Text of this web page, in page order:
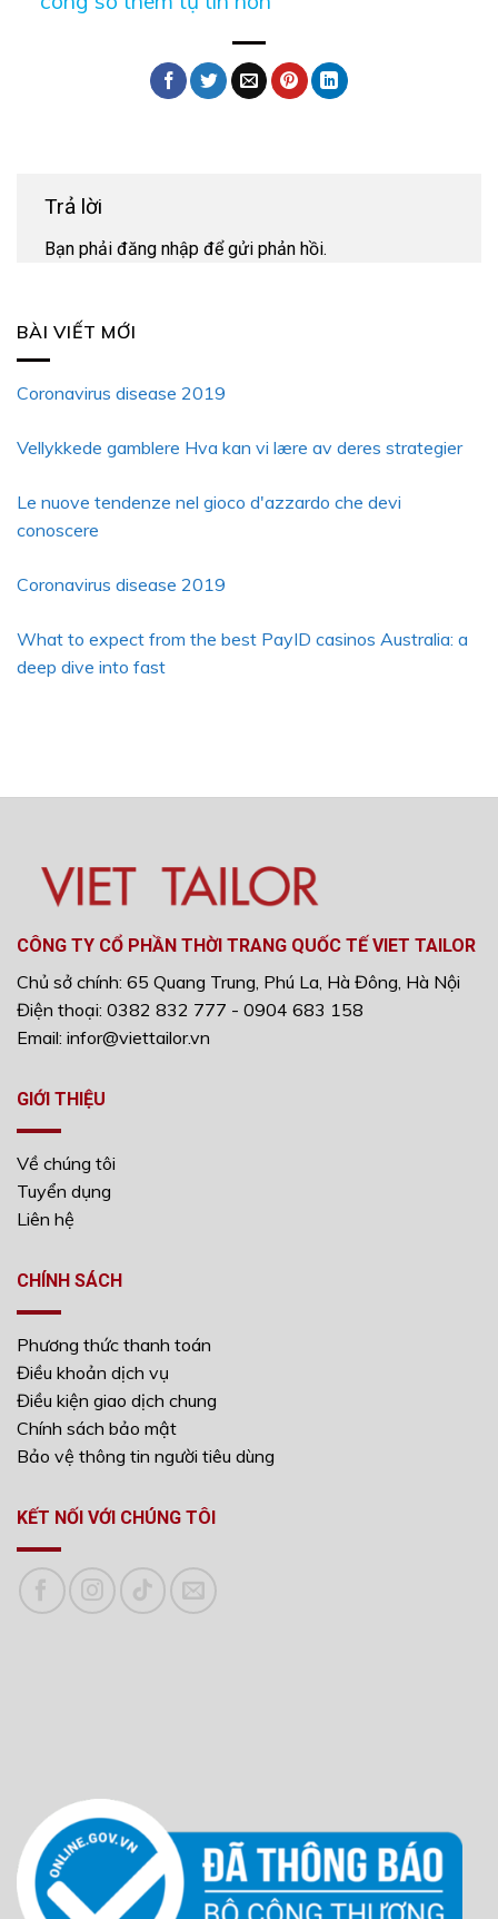
BÀI VIẾT MỚI
Coronavirus disease 2019
Vellykkede gamblere Hva kan vi lære av deres strategier
Le nuove tendenze nel gioco d'azzardo che devi
conoscere
Coronavirus disease 2019
What to expect from the best PayID casinos Australia: a
deep dive into fast
Trả lời
Bạn phải đăng nhập để gửi phản hồi.
CÔNG TY CỔ PHẦN THỜI TRANG QUỐC TẾ VIET TAILOR
Chủ sở chính: 65 Quang Trung, Phú La, Hà Đông, Hà Nội
Điện thoại: 0382 832 777 - 0904 683 158
Email: infor@viettailor.vn
GIỚI THIỆU
Về chúng tôi
Tuyển dụng
Liên hệ
CHÍNH SÁCH
Phương thức thanh toán
Điều khoản dịch vụ
Điều kiện giao dịch chung
Chính sách bảo mật
Bảo vệ thông tin người tiêu dùng
KẾT NỐI VỚI CHÚNG TÔI